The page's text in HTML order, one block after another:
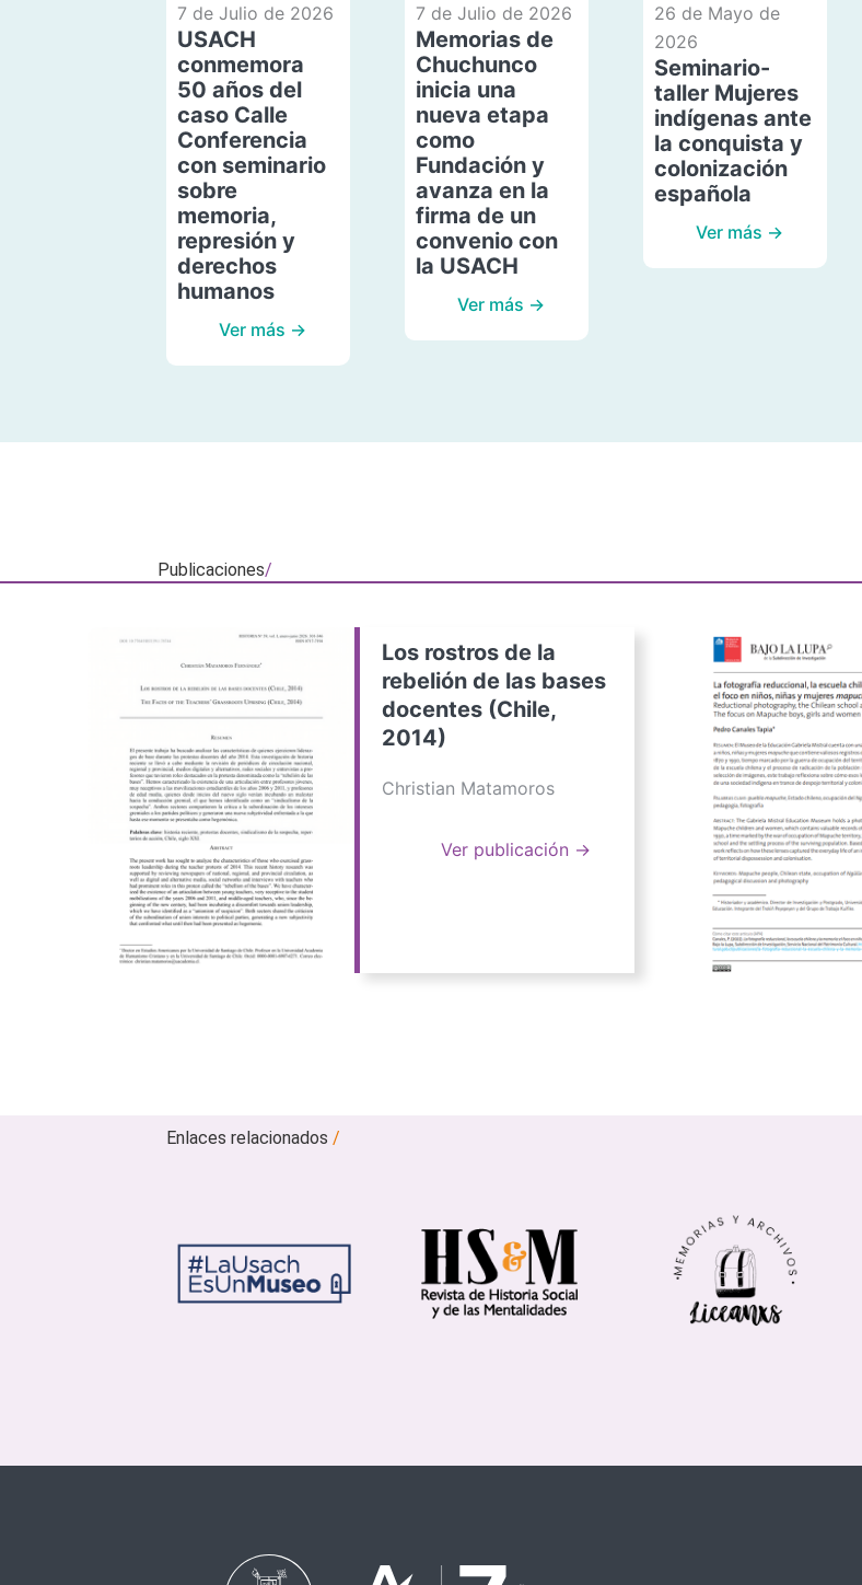
7 de Julio de 2026
USACH
conmemora
50 años del
caso Calle
Conferencia
con seminario
sobre
memoria,
represión y
derechos
humanos
Ver más →
7 de Julio de 2026
Memorias de
Chuchunco
inicia una
nueva etapa
como
Fundación y
avanza en la
firma de un
convenio con
la USACH
Ver más →
26 de Mayo de
2026
Seminario-
taller Mujeres
indígenas ante
la conquista y
colonización
española
Ver más →
Publicaciones/
Los rostros de la
rebelión de las bases
docentes (Chile,
2014)
Christian Matamoros
Ver publicación →
Enlaces relacionados/